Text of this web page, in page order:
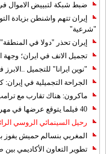
ضبط شبكة لتبييض الاموال
إيران تتهم واشنطن بزيادة
"شرعية"
إيران تحذر "دولا في
تجميل الانف في ايران؛ وجهة
"نوين ايرانا" للتجميل
الجراحة التجميلية في
ماكرون: هناك تقارب مع
40 فيلما يتوقع عرضها في مهرجان كان 2019
رحيل السينمائي الروسي
المغربي بنسالم حميش يفوز
تطوير التعاون الأكاديمي